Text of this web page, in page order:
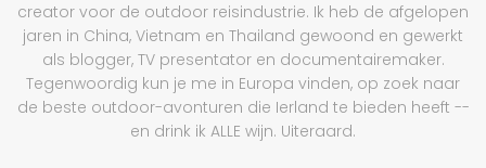
creator voor de outdoor reisindustrie. Ik heb de afgelopen
jaren in China, Vietnam en Thailand gewoond en gewerkt
als blogger, TV presentator en documentairemaker.
Tegenwoordig kun je me in Europa vinden, op zoek naar
de beste outdoor-avonturen die Ierland te bieden heeft --
en drink ik ALLE wijn. Uiteraard.